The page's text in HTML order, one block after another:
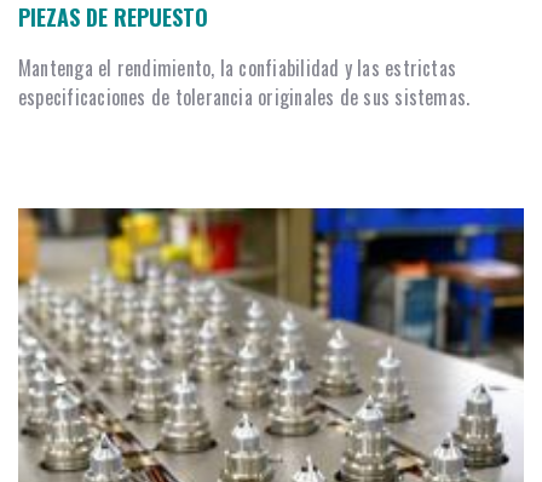
PIEZAS DE REPUESTO
Mantenga el rendimiento, la confiabilidad y las estrictas
especificaciones de tolerancia originales de sus sistemas.